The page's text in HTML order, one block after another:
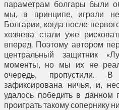
параметрам болгары были
мы, в принципе, играли
Болгарии, когда после
хозяева стали уже
вперед. Поэтому автором
центральный защитник
моменты, но мы их не
очередь, пропустили.
зафиксирована ничья, и,
удалось победить в данном
проиграть такому сопернику